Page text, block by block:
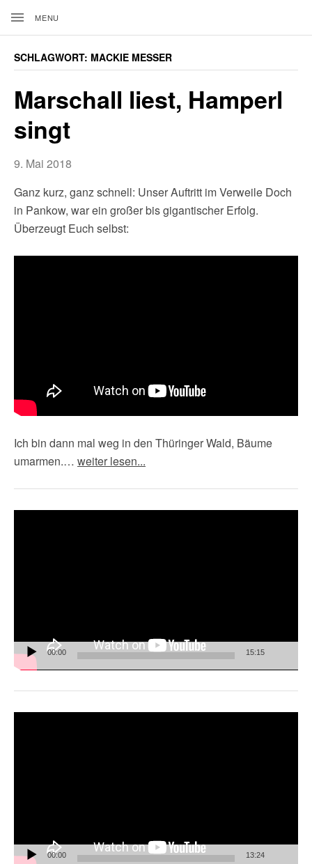
MENU
D
A
N
I
E
L
M
L
L
Das
ist
der
Blog
des
Autors
Daniel
Ein
Blog
über
Musik
SCHLAGWORT: MACKIE MESSER
Marschall liest, Hamperl
singt
9. Mai 2018
Ganz kurz, ganz schnell: Unser Auftritt im Verweile Doch
in Pankow, war ein großer bis gigantischer Erfolg.
Überzeugt Euch selbst:
Ich bin dann mal weg in den Thüringer Wald, Bäume
umarmen.… weiter lesen...
00:00 15:15
00:00 13:24